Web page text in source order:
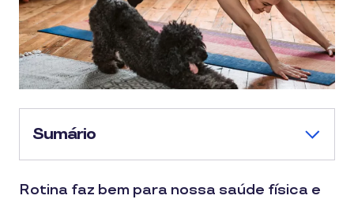
Sumário
Rotina faz bem para nossa saúde física e